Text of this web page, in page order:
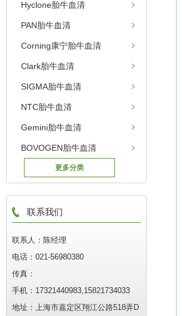
Hyclone胎牛血清
PAN胎牛血清
Corning康宁胎牛血清
Clark胎牛血清
SIGMA胎牛血清
NTC胎牛血清
Gemini胎牛血清
BOVOGEN胎牛血清
更多分类
联系我们
联系人：陈经理
电话：021-56980380
传真：
手机：17321440983,15821734033
地址：上海市嘉定区翔江公路518弄D